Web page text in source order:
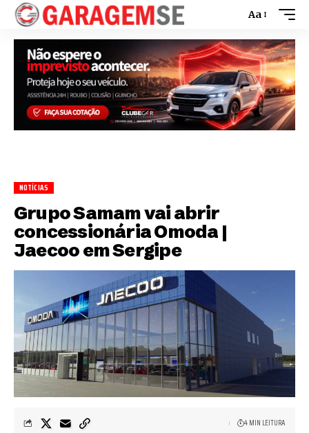
Aa
NOTÍCIAS
Grupo Samam vai abrir
concessionária Omoda |
Jaecoo em Sergipe
4 MIN LEITURA